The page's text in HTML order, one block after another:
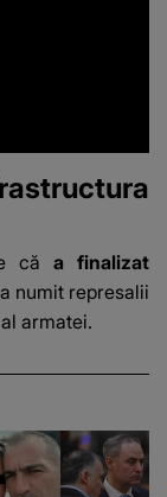
că a finalizat
numit represalii
armatei.